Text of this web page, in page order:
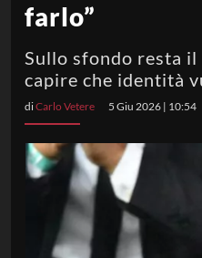
farlo”
Sullo sfondo resta
capire che identità
diCarlo Vetere 5 Giu 2026 | 10:54